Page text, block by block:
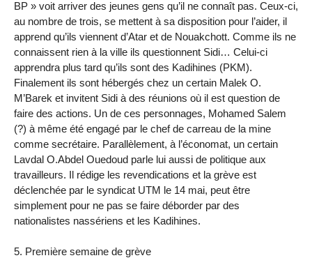
BP » voit arriver des jeunes gens qu’il ne connaît pas. Ceux-ci,
au nombre de trois, se mettent à sa disposition pour l’aider, il
apprend qu’ils viennent d’Atar et de Nouakchott. Comme ils ne
connaissent rien à la ville ils questionnent Sidi… Celui-ci
apprendra plus tard qu’ils sont des Kadihines (PKM).
Finalement ils sont hébergés chez un certain Malek O.
M’Barek et invitent Sidi à des réunions où il est question de
faire des actions. Un de ces personnages, Mohamed Salem
(?) à même été engagé par le chef de carreau de la mine
comme secrétaire. Parallèlement, à l’économat, un certain
Lavdal O.Abdel Ouedoud parle lui aussi de politique aux
travailleurs. Il rédige les revendications et la grève est
déclenchée par le syndicat UTM le 14 mai, peut être
simplement pour ne pas se faire déborder par des
nationalistes nassériens et les Kadihines.
5. Première semaine de grève